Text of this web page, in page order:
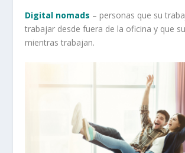
Digital nomads – personas que su
trabajar desde fuera de la oficina y que
mientras trabajan.